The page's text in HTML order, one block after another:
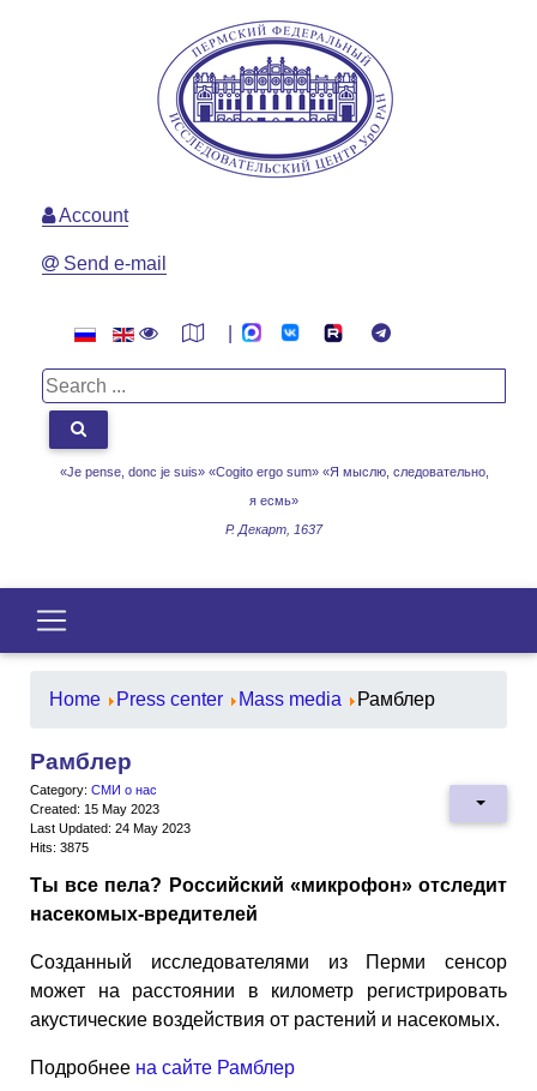
«Je pense, donc je suis» «Cogito ergo sum» «Я мыслю, следовательно,
я есмь»
Р. Декарт, 1637
Account
Send e-mail
Home Press center Mass media Рамблер
Рамблер
Category: СМИ о нас
Created: 15 May 2023
Last Updated: 24 May 2023
Hits: 3875
Ты все пела? Российский «микрофон» отследит
насекомых-вредителей
Созданный исследователями из Перми сенсор
может на расстоянии в километр регистрировать
акустические воздействия от растений и насекомых.
Подробнее на сайте Рамблер